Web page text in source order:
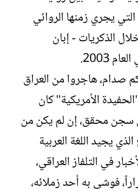
يجري زمنها الروائي
الذكريات - إبان
2003.
صدام، هاجروا من العراق
الأمريكية" كان
سجن محقق، إن لم يكن من
يجيد اللغة العربية
في التلفاز العراقي،
فوشى به أحد زملائه،